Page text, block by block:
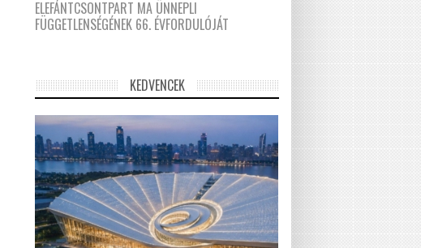
ELEFÁNTCSONTPART MA ÜNNEPLI
FÜGGETLENSÉGÉNEK 66. ÉVFORDULÓJÁT
KEDVENCEK